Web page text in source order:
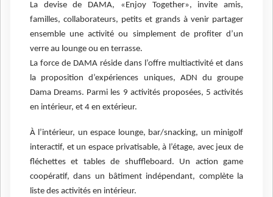
La devise de DAMA, «Enjoy Together», invite amis,
familles, collaborateurs, petits et grands à venir partager
ensemble une activité ou simplement de profiter d’un
verre au lounge ou en terrasse.
La force de DAMA réside dans l’offre multiactivité et dans
la proposition d’expériences uniques, ADN du groupe
Dama Dreams. Parmi les 9 activités proposées, 5 activités
en intérieur, et 4 en extérieur.
À l’intérieur, un espace lounge, bar/snacking, un minigolf
interactif, et un espace privatisable, à l’étage, avec jeux de
fléchettes et tables de shuffleboard. Un action game
coopératif, dans un bâtiment indépendant, complète la
liste des activités en intérieur.